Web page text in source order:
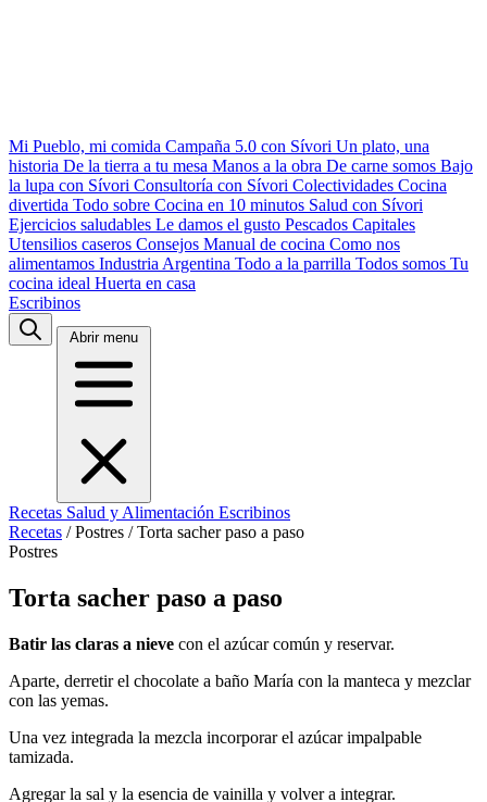
Mi Pueblo, mi comida Campaña 5.0 con Sívori Un plato, una
historia De la tierra a tu mesa Manos a la obra De carne somos Bajo
la lupa con Sívori Consultoría con Sívori Colectividades Cocina
divertida Todo sobre Cocina en 10 minutos Salud con Sívori
Ejercicios saludables Le damos el gusto Pescados Capitales
Utensilios caseros Consejos Manual de cocina Como nos
alimentamos Industria Argentina Todo a la parrilla Todos somos Tu
cocina ideal Huerta en casa
Escribinos
Abrir menu
Recetas Salud y Alimentación Escribinos
Recetas / Postres / Torta sacher paso a paso
Postres
Torta sacher paso a paso
Batir las claras a nieve con el azúcar común y reservar.
Aparte, derretir el chocolate a baño María con la manteca y mezclar
con las yemas.
Una vez integrada la mezcla incorporar el azúcar impalpable
tamizada.
Agregar la sal y la esencia de vainilla y volver a integrar.